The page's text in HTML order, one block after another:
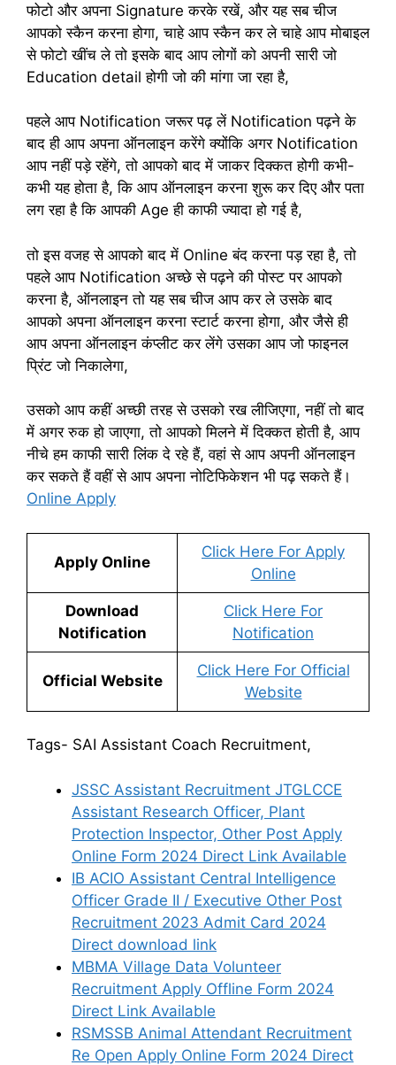
फोटो और अपना Signature करके रखें, और यह सब चीज
आपको स्कैन करना होगा, चाहे आप स्कैन कर ले चाहे आप मोबाइल
से फोटो खींच ले तो इसके बाद आप लोगों को अपनी सारी जो
Education detail होगी जो की मांगा जा रहा है,
पहले आप Notification जरूर पढ़ लें Notification पढ़ने के
बाद ही आप अपना ऑनलाइन करेंगे क्योंकि अगर Notification
आप नहीं पड़े रहेंगे, तो आपको बाद में जाकर दिक्कत होगी कभी-
कभी यह होता है, कि आप ऑनलाइन करना शुरू कर दिए और पता
लग रहा है कि आपकी Age ही काफी ज्यादा हो गई है,
तो इस वजह से आपको बाद में Online बंद करना पड़ रहा है, तो
पहले आप Notification अच्छे से पढ़ने की पोस्ट पर आपको
करना है, ऑनलाइन तो यह सब चीज आप कर ले उसके बाद
आपको अपना ऑनलाइन करना स्टार्ट करना होगा, और जैसे ही
आप अपना ऑनलाइन कंप्लीट कर लेंगे उसका आप जो फाइनल
प्रिंट जो निकालेगा,
उसको आप कहीं अच्छी तरह से उसको रख लीजिएगा, नहीं तो बाद
में अगर रुक हो जाएगा, तो आपको मिलने में दिक्कत होती है, आप
नीचे हम काफी सारी लिंक दे रहे हैं, वहां से आप अपनी ऑनलाइन
कर सकते हैं वहीं से आप अपना नोटिफिकेशन भी पढ़ सकते हैं।
Online Apply
Apply Online
Click Here For Apply
Online
Download
Notification
Click Here For
Notification
Official Website
Click Here For Official
Website
Tags- SAI Assistant Coach Recruitment,
JSSC Assistant Recruitment JTGLCCE
Assistant Research Officer, Plant
Protection Inspector, Other Post Apply
Online Form 2024 Direct Link Available
IB ACIO Assistant Central Intelligence
Officer Grade II / Executive Other Post
Recruitment 2023 Admit Card 2024
Direct download link
MBMA Village Data Volunteer
Recruitment Apply Offline Form 2024
Direct Link Available
RSMSSB Animal Attendant Recruitment
Re Open Apply Online Form 2024 Direct